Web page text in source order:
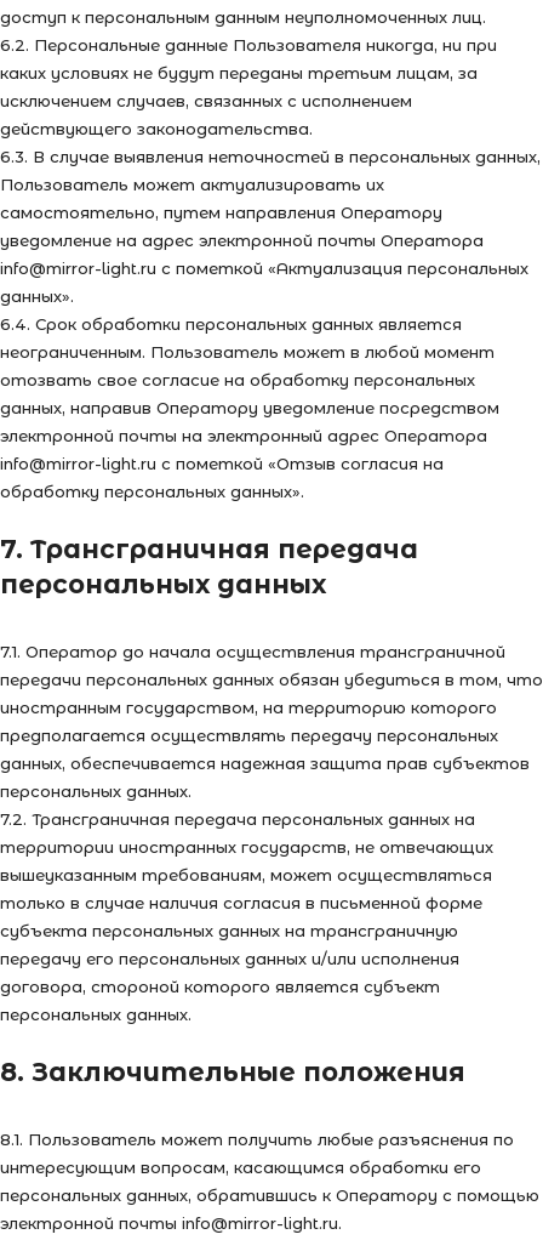
доступ к персональным данным неуполномоченных лиц.
6.2. Персональные данные Пользователя никогда, ни при
каких условиях не будут переданы третьим лицам, за
исключением случаев, связанных с исполнением
действующего законодательства.
6.3. В случае выявления неточностей в персональных данных,
Пользователь может актуализировать их
самостоятельно, путем направления Оператору
уведомление на адрес электронной почты Оператора
info@mirror-light.ru с пометкой «Актуализация персональных
данных».
6.4. Срок обработки персональных данных является
неограниченным. Пользователь может в любой момент
отозвать свое согласие на обработку персональных
данных, направив Оператору уведомление посредством
электронной почты на электронный адрес Оператора
info@mirror-light.ru с пометкой «Отзыв согласия на
обработку персональных данных».
7. Трансграничная передача
персональных данных
7.1. Оператор до начала осуществления трансграничной
передачи персональных данных обязан убедиться в том, что
иностранным государством, на территорию которого
предполагается осуществлять передачу персональных
данных, обеспечивается надежная защита прав субъектов
персональных данных.
7.2. Трансграничная передача персональных данных на
территории иностранных государств, не отвечающих
вышеуказанным требованиям, может осуществляться
только в случае наличия согласия в письменной форме
субъекта персональных данных на трансграничную
передачу его персональных данных и/или исполнения
договора, стороной которого является субъект
персональных данных.
8. Заключительные положения
8.1. Пользователь может получить любые разъяснения по
интересующим вопросам, касающимся обработки его
персональных данных, обратившись к Оператору с помощью
электронной почты info@mirror-light.ru.